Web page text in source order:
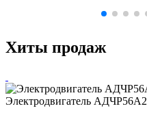
Хиты продаж
Электродвигатель АДЧР56А2